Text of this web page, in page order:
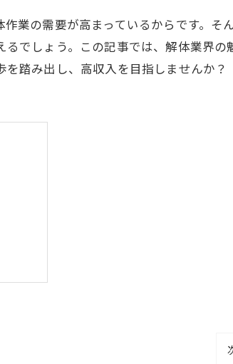
業の需要が高まっているからです。そ
でしょう。この記事では、解体業界の
踏み出し、高収入を目指しませんか？